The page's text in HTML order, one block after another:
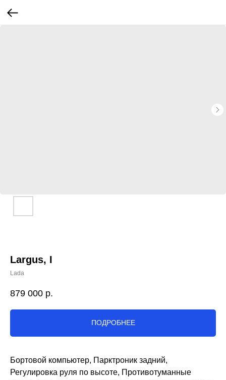
Largus, I
Lada
879 000 р.
ПОДРОБНЕЕ
Бортовой компьютер, Парктроник задний,
Регулировка руля по высоте, Противотуманные